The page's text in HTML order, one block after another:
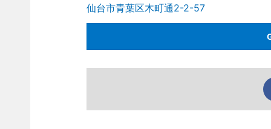
仙台市青葉区木町通2-2-57